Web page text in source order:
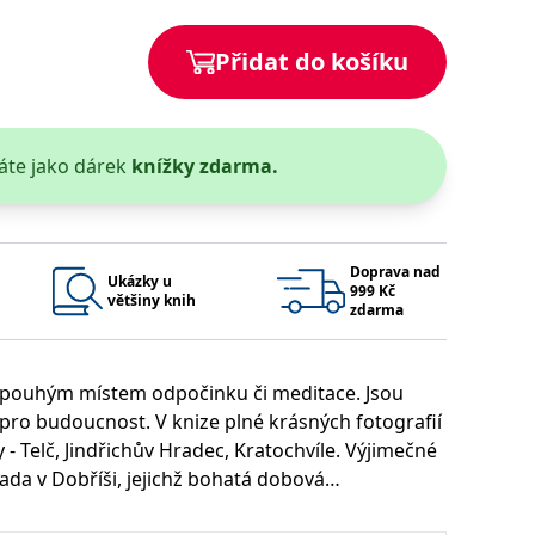
Přidat do košíku
jako dárek knížky zdarma.
Ukázky u
většiny knih
Doprava nad
999 Kč
zdarma
místem odpočinku či meditace. Jsou
budoucnost. V knize plné krásných fotografií
Jindřichův Hradec, Kratochvíle. Výjimečné
v Dobříši, jejichž bohatá dobová
obnovu. Najdete i renesanční a barokní
soubory cookie návštěvníků. Je nutné, aby banner cookie
k udržování proměnných relací uživatelů. Obvykle se
příkladem je udržování přihlášeného stavu uživatele
možné podávat platné zprávy o používání jejich
stránku a slouží k počítání a sledování zobrazení
sociálních médiích. Může také shromažďovat informace o
stránky.
správného vzhledu dialogových oken.
Vyprší
Popis
### Luigisbox???